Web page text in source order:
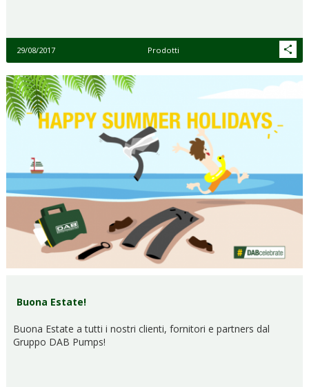
29/08/2017 Prodotti
Buona Estate!
Buona Estate a tutti i nostri clienti, fornitori e partners dal
Gruppo DAB Pumps!